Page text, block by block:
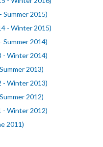
Summer 2015)
- Winter 2015)
Summer 2014)
- Winter 2014)
2013)
- Winter 2013)
2012)
- Winter 2012)
2011)